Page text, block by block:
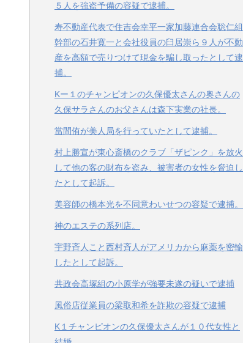
５人を強盗予備の容疑で逮捕。
寿不動産代表で住吉会幸平一家加藤連合会聡仁組
幹部の石井寛一と会社役員の臼居崇ら９人が不動
産を高額で売りつけて現金を騙し取ったとして逮
捕。
Kー１のチャンピオンの久保優太さんの奥さんの
久保サラさんのお父さんは森下実業の社長。
當間侑が美人局を行っていたとして逮捕。
村上勝宣が東心斎橋のクラブ「ザピンク」を放火
して他の客の財布を盗み、被害者の女性を脅迫し
たとして起訴。
美容師の橋本光を不同意わいせつの容疑で逮捕。
神のエステの系列店。
宇野斉人こと西村斉人がアメリカから麻薬を密輸
したとして起訴。
共政会高塚組の小原学が強要未遂の疑いで逮捕
風俗店従業員の梁取和希を詐欺の容疑で逮捕
K１チャンピオンの久保優太さんが１０代女性と